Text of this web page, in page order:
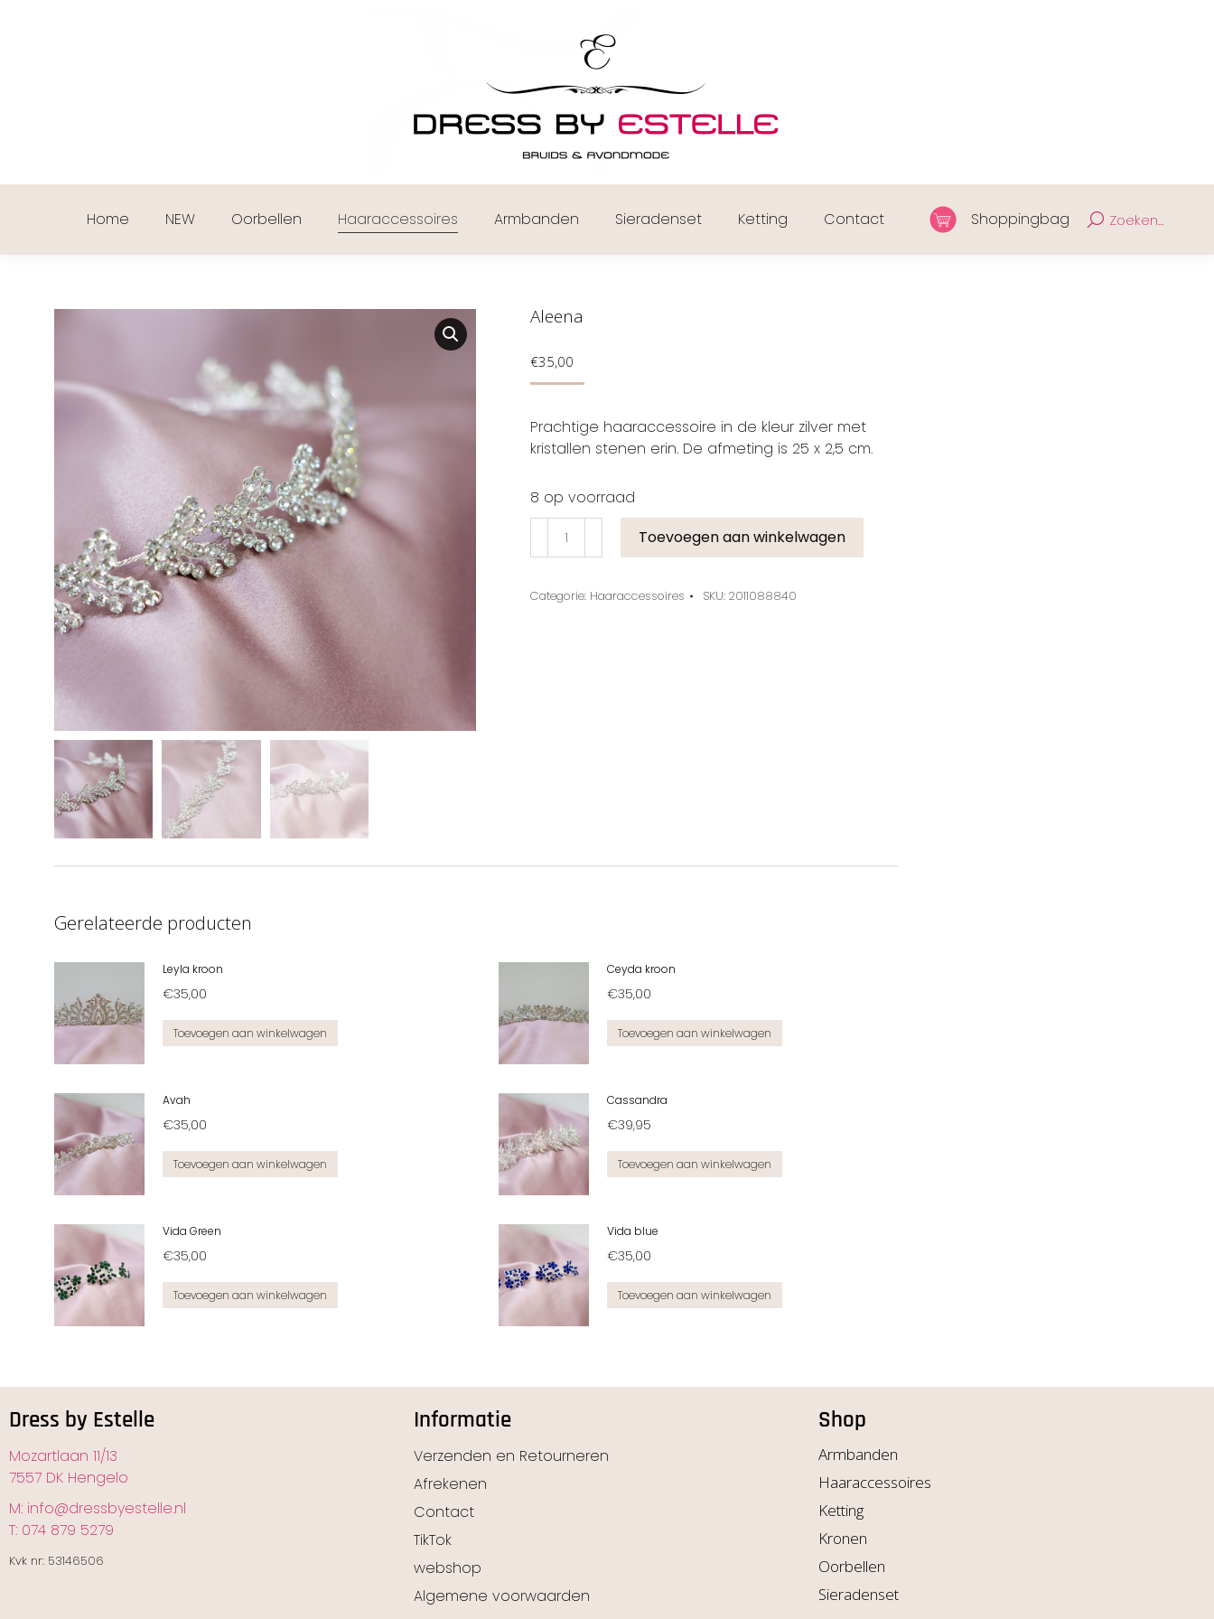
Home NEW Oorbellen Haaraccessoires Armbanden Sieradenset Ketting Contact Shoppingbag Zoeken...
Aleena
€35,00
Prachtige haaraccessoire in de kleur zilver met
kristallen stenen erin. De afmeting is 25 x 2,5 cm.
8 op voorraad
Toevoegen aan winkelwagen
Categorie: Haaraccessoires SKU: 2011088840
Gerelateerde producten
Leyla kroon
€35,00
Toevoegen aan winkelwagen
Ceyda kroon
€35,00
Toevoegen aan winkelwagen
Avah
€35,00
Toevoegen aan winkelwagen
Cassandra
€39,95
Toevoegen aan winkelwagen
Vida Green
€35,00
Toevoegen aan winkelwagen
Vida blue
€35,00
Toevoegen aan winkelwagen
Dress by Estelle
Mozartlaan 11/13
7557 DK Hengelo
M: info@dressbyestelle.nl
T: 074 879 5279
Kvk nr: 53146506
Informatie
Verzenden en Retourneren
Afrekenen
Contact
TikTok
webshop
Algemene voorwaarden
Shop
Armbanden
Haaraccessoires
Ketting
Kronen
Oorbellen
Sieradenset